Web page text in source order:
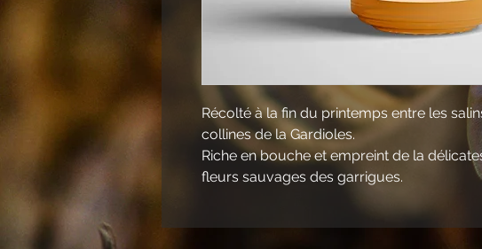
Récolté à la fin du printemps entre les
collines de la Gardioles.
Riche en bouche et empreint de la
fleurs sauvages des garrigues.